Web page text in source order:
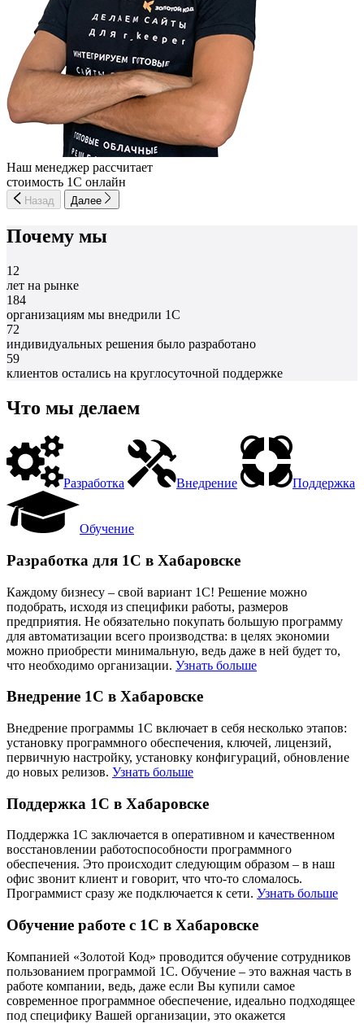
Наш менеджер рассчитает
стоимость 1С онлайн
Назад Далее
Почему мы
12
лет на рынке
184
организациям мы внедрили 1С
72
индивидуальных решения было разработано
59
клиентов остались на круглосуточной поддержке
Что мы делаем
Разработка Внедрение Поддержка
Обучение
Разработка для 1С в Хабаровске
Каждому бизнесу – свой вариант 1С! Решение можно
подобрать, исходя из специфики работы, размеров
предприятия. Не обязательно покупать большую программу
для автоматизации всего производства: в целях экономии
можно приобрести минимальную, ведь даже в ней будет то,
что необходимо организации. Узнать больше
Внедрение 1С в Хабаровске
Внедрение программы 1С включает в себя несколько этапов:
установку программного обеспечения, ключей, лицензий,
первичную настройку, установку конфигураций, обновление
до новых релизов. Узнать больше
Поддержка 1С в Хабаровске
Поддержка 1С заключается в оперативном и качественном
восстановлении работоспособности программного
обеспечения. Это происходит следующим образом – в наш
офис звонит клиент и говорит, что что-то сломалось.
Программист сразу же подключается к сети. Узнать больше
Обучение работе с 1С в Хабаровске
Компанией «Золотой Код» проводится обучение сотрудников
пользованием программой 1С. Обучение – это важная часть в
работе компании, ведь, даже если Вы купили самое
современное программное обеспечение, идеально подходящее
под специфику Вашей организации, это окажется